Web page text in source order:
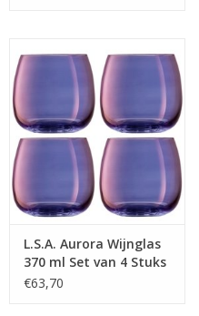
L.S.A. Aurora Wijnglas
370 ml Set van 4 Stuks
€63,70